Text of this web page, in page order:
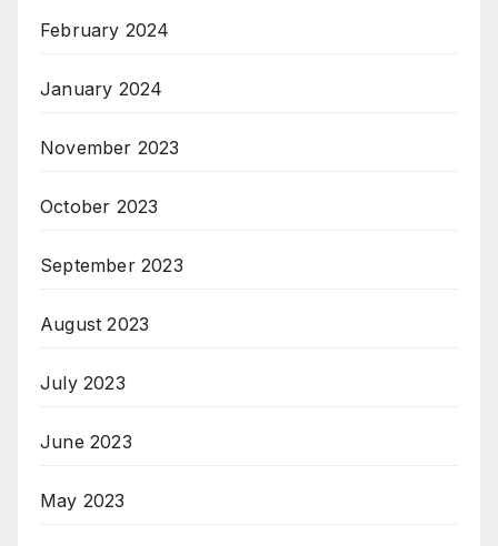
February 2024
January 2024
November 2023
October 2023
September 2023
August 2023
July 2023
June 2023
May 2023